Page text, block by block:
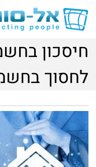
חיסכון
לחסוך